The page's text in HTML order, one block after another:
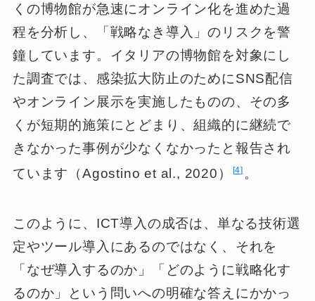
くの博物館が急速にオンライン化を進めた過
程を分析し、「戦略なき導入」のリスクを警
鐘しています。イタリアの博物館を対象にし
た調査では、感染拡大防止のためにSNS配信
やオンライン展示を実施したものの、その多
くが短期的施策にとどまり、組織的に継続で
きなかった事例が少なくなかったと報告され
ています（Agostino et al., 2020）
4 。
このように、ICT導入の成否は、単なる技術選
定やツール導入にあるのではなく、それを
「なぜ導入するのか」「どのように戦略化す
るのか」という問いへの明確な答えにかかっ